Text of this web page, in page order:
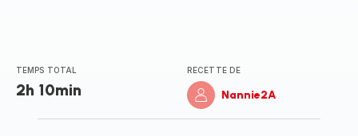
TEMPS TOTAL
2h 10min
RECETTE DE
Nannie2A